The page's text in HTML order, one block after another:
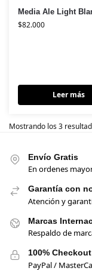
Media Ale Light
$82.000
Leer más
Mostrando los 3
Envío Gratis
En ordenes
Garantía con
Atención y
Marcas
Respaldo de
100%
PayPal /